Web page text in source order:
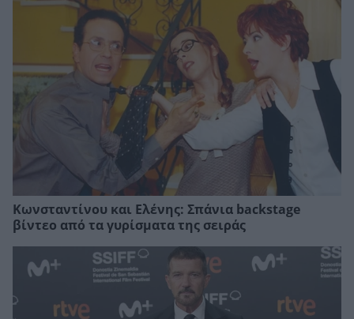
Κωνσταντίνου και Ελένης: Σπάνια backstage
βίντεο από τα γυρίσματα της σειράς